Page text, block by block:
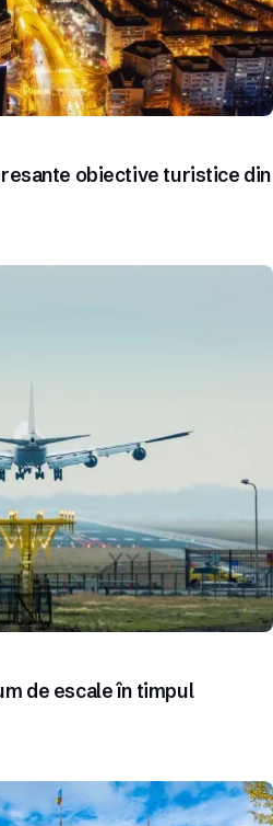
obiective turistice din
de escale în timpul